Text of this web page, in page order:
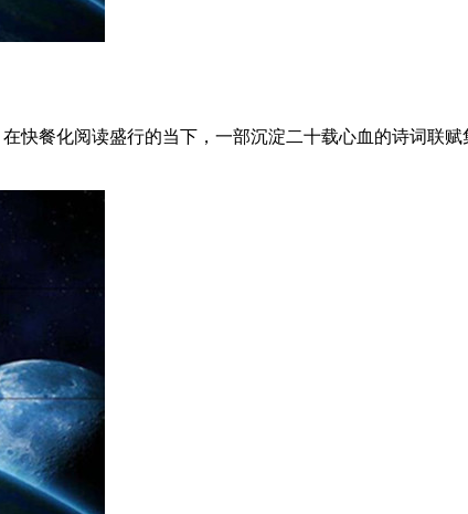
餐化阅读盛行的当下，一部沉淀二十载心血的诗词联赋